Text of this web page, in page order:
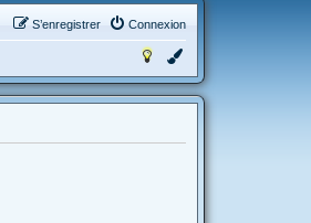
Connexion
S’enregistrer